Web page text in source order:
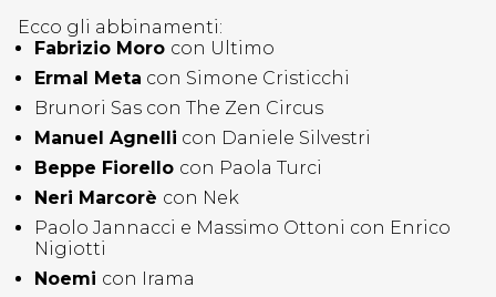
Ecco gli abbinamenti:
Fabrizio Moro con Ultimo
Ermal Meta con Simone Cristicchi
Brunori Sas con The Zen Circus
Manuel Agnelli con Daniele Silvestri
Beppe Fiorello con Paola Turci
Neri Marcorè con Nek
Paolo Jannacci e Massimo Ottoni con Enrico
Nigiotti
Noemi con Irama